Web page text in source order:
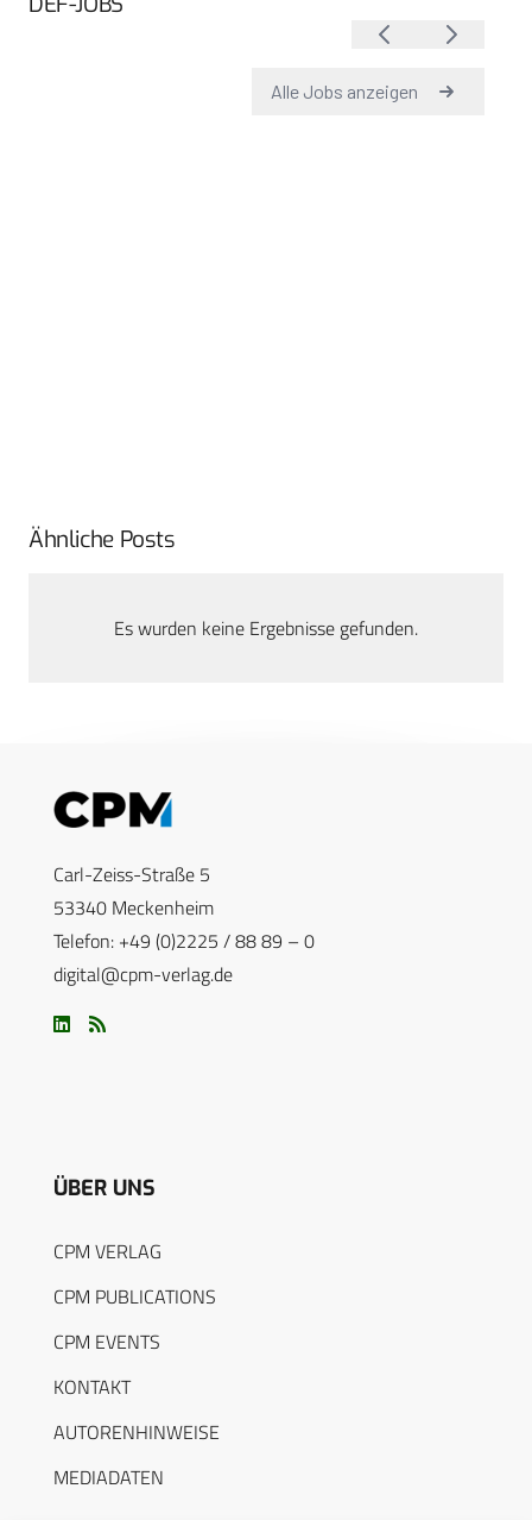
Ähnliche Posts
Es wurden keine Ergebnisse gefunden.
Carl-Zeiss-Straße 5
53340 Meckenheim
Telefon: +49 (0)2225 / 88 89 – 0
digital@cpm-verlag.de
ÜBER UNS
CPM VERLAG
CPM PUBLICATIONS
CPM EVENTS
KONTAKT
AUTORENHINWEISE
MEDIADATEN